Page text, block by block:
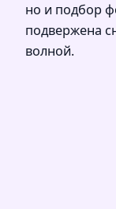
но и подбор
подвержена
волной.